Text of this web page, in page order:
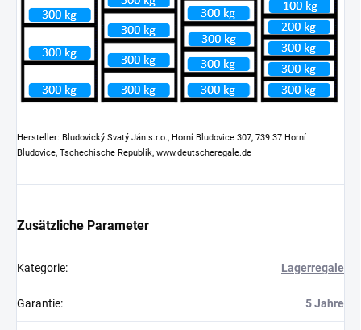
Hersteller: Bludovický Svatý Ján s.r.o., Horní Bludovice 307, 739 37 Horní
Bludovice, Tschechische Republik, www.deutscheregale.de
Zusätzliche Parameter
Kategorie: Lagerregale
Garantie: 5 Jahre